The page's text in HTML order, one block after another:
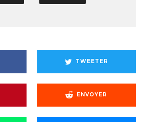
TWEETER
ENVOYER